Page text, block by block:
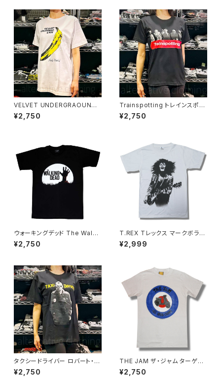
VELVET UNDERGRAOUND
& NICO ヴェルヴェットアンダー
グラウンド&ニコ バナナ ベルベ
¥2,750
Trainspotting トレインスポッ
ティング 映画 Ｔシャツ グッズ 黒
ブラック ユアン・マクレガー ダ
¥2,750
ウォーキングデッド The Walki
ng Dead 映画 Tシャツ メンズ
レディース アメリカ ドラマ ウォ
黒 グッズ brw ロックTシャツ バ
ンドTシャツ コットン WD-01
¥2,750
T.REX Tレックス マークボラン
白 ホワイト メンズ レディース
ロックTシャツ バンドTシャツ b
¥2,999
タクシードライバー ロバート・デ
ニーロ 映画Tシャツ TAXI DRI
VER 黒 サングラス メンズ brw
¥2,750
THE JAM ザ・ジャム ターゲッ
ト ALL MOD CONS Ｔシャツ
白 ホワイト ポール・ウェラー ロ
¥2,750